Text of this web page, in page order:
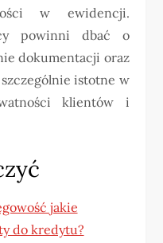
w ewidencji.
powinni dbać o
dokumentacji oraz
istotne w
klientów i
jakie
do kredytu?